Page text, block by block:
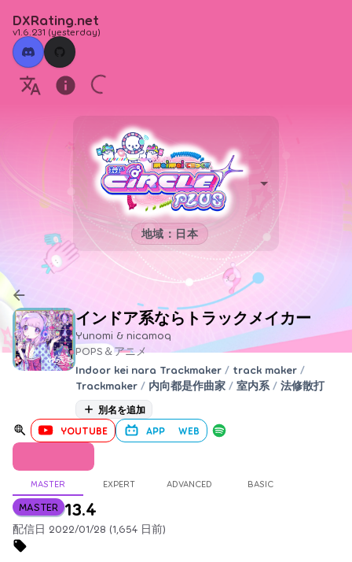
DXRating.net
v1.6.231 (yesterday)
地域：日本
インドア系ならトラックメイカー
Yunomi & nicamoq
POPS＆アニメ
Indoor kei nara Trackmaker / track maker /
Trackmaker / 内向都是作曲家 / 室内系 / 法修散打
別名を追加
YOUTUBE APP WEB
MASTER EXPERT ADVANCED BASIC
MASTER 13.4
配信日 2022/01/28 (1,654 日前)